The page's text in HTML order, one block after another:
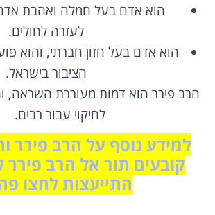
הוא אדם בעל חמלה ואהבת
לעזרה לחולים.
הוא אדם בעל חזון חברתי, והוא
הציבור בישראל.
הרב פירר הוא דמות מעוררת השראה,
לחיקוי עבור רבים.
למידע נוסף על הרב פירר
קובעים תור אל הרב פירר
התייעצות לחצו